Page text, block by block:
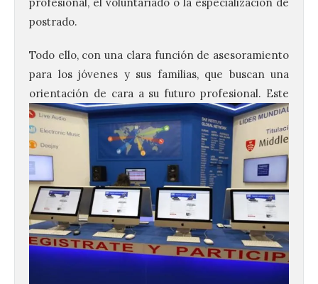
postrado.
Todo ello, con una clara función de asesoramiento
para los jóvenes y sus familias, que buscan una
orientación de cara a su futuroprofesional. Este